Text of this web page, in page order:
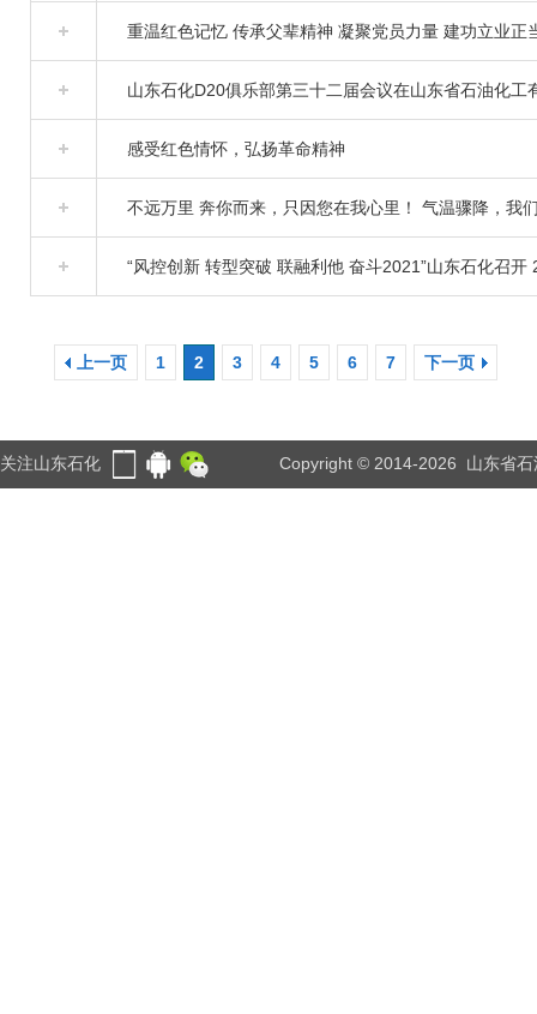
重温红色记忆 传承父辈精神 凝聚党员力量 建功立业正
山东石化D20俱乐部第三十二届会议在山东省石油化工
感受红色情怀，弘扬革命精神
不远万里 奔你而来，只因您在我心里！ 气温骤降，我
“风控创新 转型突破 联融利他 奋斗2021”山东石化召
上一页 1 2 3 4 5 6 7 下一页
关注山东石化 Copyright © 2014-2026 山东省